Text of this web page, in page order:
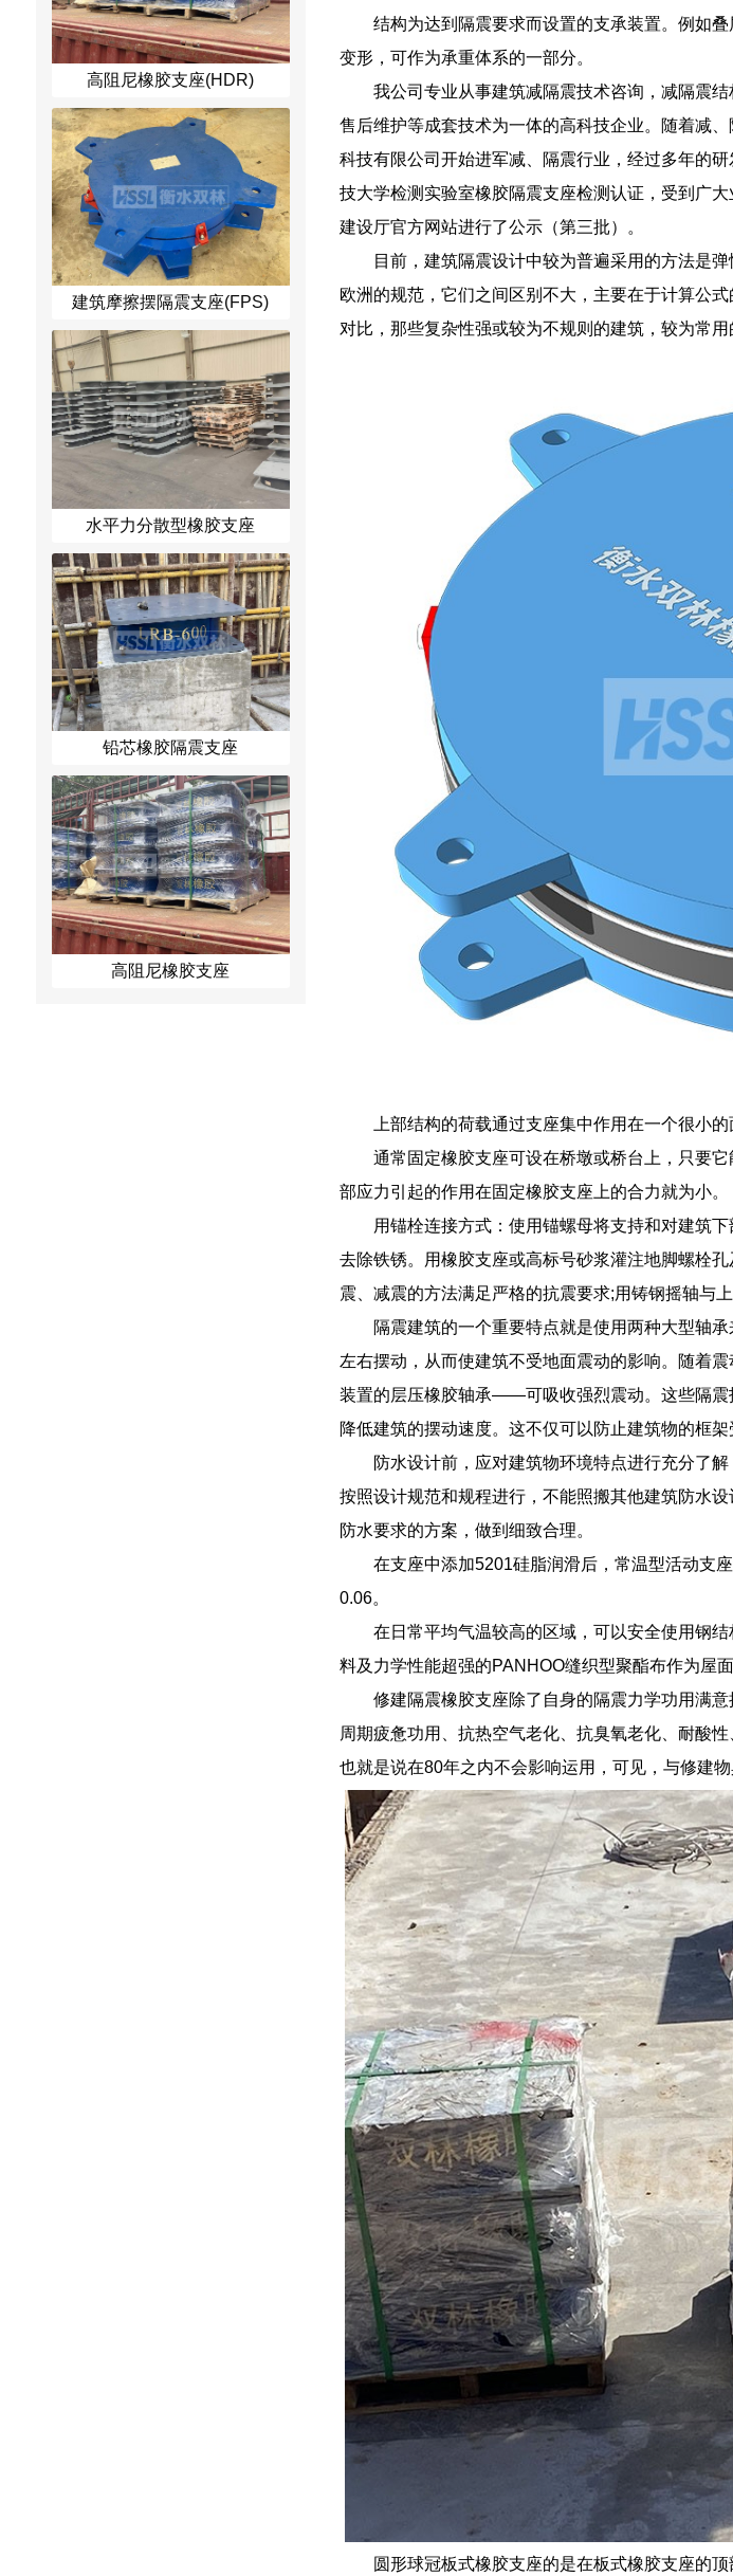
高阻尼橡胶支座(HDR)
建筑摩擦摆隔震支座(FPS)
水平力分散型橡胶支座
铅芯橡胶隔震支座
高阻尼橡胶支座
结构为达到隔震要求而设置的支承装置。例如
变形，可作为承重体系的一部分。
我公司专业从事建筑减隔震技术咨询，减隔震
售后维护等成套技术为一体的高科技企业。随着减
科技有限公司开始进军减、隔震行业，经过多年的
技大学检测实验室橡胶隔震支座检测认证，受到广
建设厅官方网站进行了公示（第三批）。
目前，建筑隔震设计中较为普遍采用的方法是
欧洲的规范，它们之间区别不大，主要在于计算公
对比，那些复杂性强或较为不规则的建筑，较为常用
上部结构的荷载通过支座集中作用在一个很小
通常固定橡胶支座可设在桥墩或桥台上，只要
部应力引起的作用在固定橡胶支座上的合力就为小。
用锚栓连接方式：使用锚螺母将支持和对建筑
去除铁锈。用橡胶支座或高标号砂浆灌注地脚螺栓
震、减震的方法满足严格的抗震要求;用铸钢摇轴与
隔震建筑的一个重要特点就是使用两种大型轴
左右摆动，从而使建筑不受地面震动的影响。随着
装置的层压橡胶轴承——可吸收强烈震动。这些隔震
降低建筑的摆动速度。这不仅可以防止建筑物的框
防水设计前，应对建筑物环境特点进行充分了
按照设计规范和规程进行，不能照搬其他建筑防水
防水要求的方案，做到细致合理。
在支座中添加5201硅脂润滑后，常温型活动支
0.06。
在日常平均气温较高的区域，可以安全使用钢
料及力学性能超强的PANHOO缝织型聚酯布作为屋面
修建隔震橡胶支座除了自身的隔震力学功用满
周期疲惫功用、抗热空气老化、抗臭氧老化、耐酸
也就是说在80年之内不会影响运用，可见，与修建物
圆形球冠板式橡胶支座的是在板式橡胶支座的